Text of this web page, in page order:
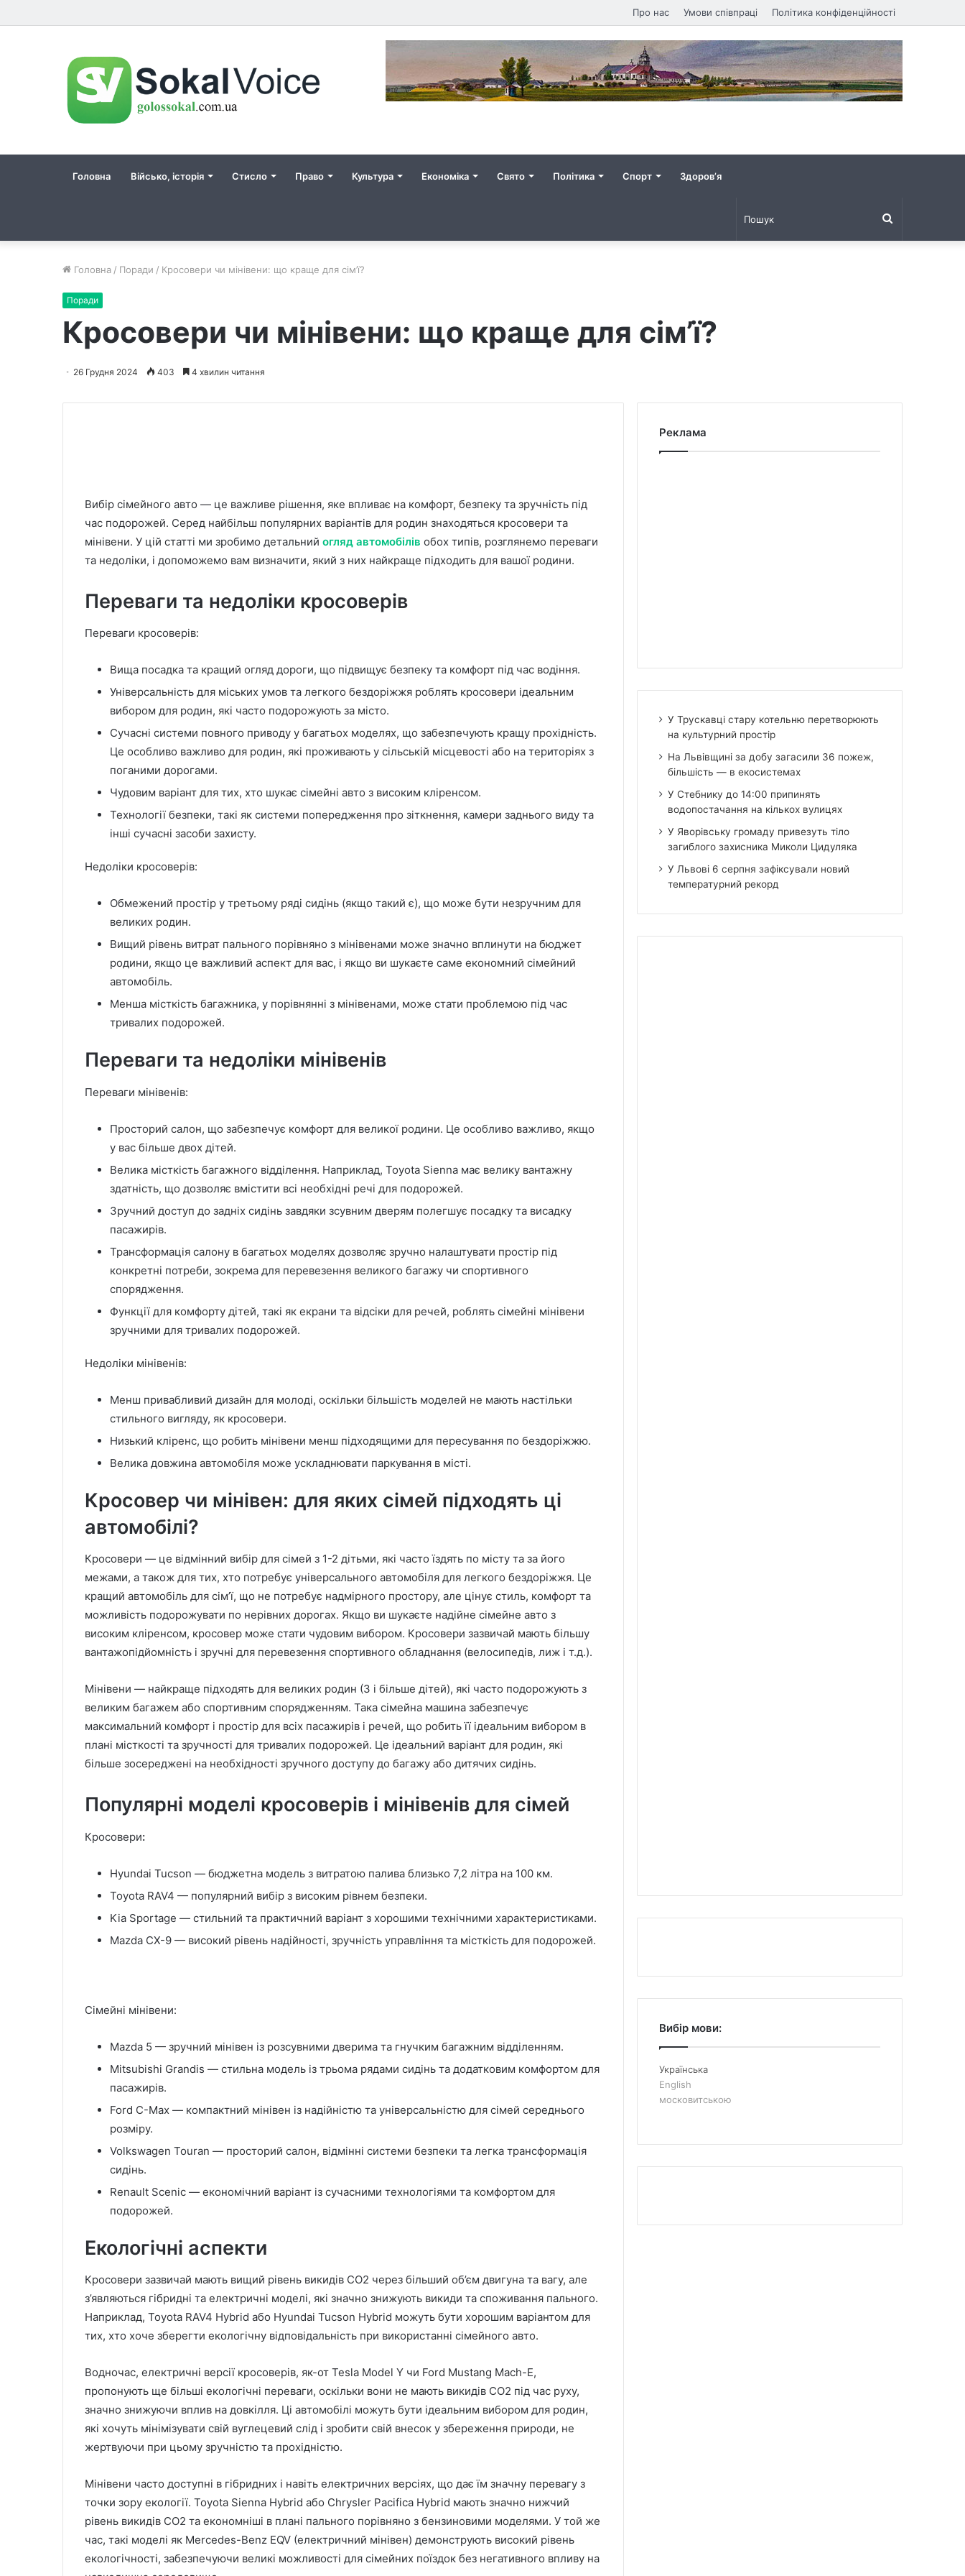
Про нас Умови співпраці Політика конфіденційності
Головна Військо, історія Стисло Право Культура Економіка Свято Політика Спорт Здоров’я
Головна / Поради / Кросовери чи мінівени: що краще для сім’ї?
Поради
Кросовери чи мінівени: що краще для сім’ї?
26 Грудня 2024 403 4 хвилин читання
Вибір сімейного авто — це важливе рішення, яке впливає на комфорт, безпеку та зручність під
час подорожей. Серед найбільш популярних варіантів для родин знаходяться кросовери та
мінівени. У цій статті ми зробимо детальний огляд автомобілів обох типів, розглянемо переваги
та недоліки, і допоможемо вам визначити, який з них найкраще підходить для вашої родини.
Переваги та недоліки кросоверів
Переваги кросоверів:
Вища посадка та кращий огляд дороги, що підвищує безпеку та комфорт під час водіння.
Універсальність для міських умов та легкого бездоріжжя роблять кросовери ідеальним
вибором для родин, які часто подорожують за місто.
Сучасні системи повного приводу у багатьох моделях, що забезпечують кращу прохідність.
Це особливо важливо для родин, які проживають у сільській місцевості або на територіях з
поганими дорогами.
Чудовим варіант для тих, хто шукає сімейні авто з високим кліренсом.
Технології безпеки, такі як системи попередження про зіткнення, камери заднього виду та
інші сучасні засоби захисту.
Недоліки кросоверів:
Обмежений простір у третьому ряді сидінь (якщо такий є), що може бути незручним для
великих родин.
Вищий рівень витрат пального порівняно з мінівенами може значно вплинути на бюджет
родини, якщо це важливий аспект для вас, і якщо ви шукаєте саме економний сімейний
автомобіль.
Менша місткість багажника, у порівнянні з мінівенами, може стати проблемою під час
тривалих подорожей.
Переваги та недоліки мінівенів
Переваги мінівенів:
Просторий салон, що забезпечує комфорт для великої родини. Це особливо важливо, якщо
у вас більше двох дітей.
Велика місткість багажного відділення. Наприклад, Toyota Sienna має велику вантажну
здатність, що дозволяє вмістити всі необхідні речі для подорожей.
Зручний доступ до задніх сидінь завдяки зсувним дверям полегшує посадку та висадку
пасажирів.
Трансформація салону в багатьох моделях дозволяє зручно налаштувати простір під
конкретні потреби, зокрема для перевезення великого багажу чи спортивного
спорядження.
Функції для комфорту дітей, такі як екрани та відсіки для речей, роблять сімейні мінівени
зручними для тривалих подорожей.
Недоліки мінівенів:
Менш привабливий дизайн для молоді, оскільки більшість моделей не мають настільки
стильного вигляду, як кросовери.
Низький кліренс, що робить мінівени менш підходящими для пересування по бездоріжжю.
Велика довжина автомобіля може ускладнювати паркування в місті.
Кросовер чи мінівен: для яких сімей підходять ці
автомобілі?
Кросовери — це відмінний вибір для сімей з 1-2 дітьми, які часто їздять по місту та за його
межами, а також для тих, хто потребує універсального автомобіля для легкого бездоріжжя. Це
кращий автомобіль для сім’ї, що не потребує надмірного простору, але цінує стиль, комфорт та
можливість подорожувати по нерівних дорогах. Якщо ви шукаєте надійне сімейне авто з
високим кліренсом, кросовер може стати чудовим вибором. Кросовери зазвичай мають більшу
вантажопідйомність і зручні для перевезення спортивного обладнання (велосипедів, лиж і т.д.).
Мінівени — найкраще підходять для великих родин (3 і більше дітей), які часто подорожують з
великим багажем або спортивним спорядженням. Така сімейна машина забезпечує
максимальний комфорт і простір для всіх пасажирів і речей, що робить її ідеальним вибором в
плані місткості та зручності для тривалих подорожей. Це ідеальний варіант для родин, які
більше зосереджені на необхідності зручного доступу до багажу або дитячих сидінь.
Популярні моделі кросоверів і мінівенів для сімей
Кросовери:
Hyundai Tucson — бюджетна модель з витратою палива близько 7,2 літра на 100 км.
Toyota RAV4 — популярний вибір з високим рівнем безпеки.
Kia Sportage — стильний та практичний варіант з хорошими технічними характеристиками.
Mazda CX-9 — високий рівень надійності, зручність управління та місткість для подорожей.
Сімейні мінівени:
Mazda 5 — зручний мінівен із розсувними дверима та гнучким багажним відділенням.
Mitsubishi Grandis — стильна модель із трьома рядами сидінь та додатковим комфортом для
пасажирів.
Ford C-Max — компактний мінівен із надійністю та універсальністю для сімей середнього
розміру.
Volkswagen Touran — просторий салон, відмінні системи безпеки та легка трансформація
сидінь.
Renault Scenic — економічний варіант із сучасними технологіями та комфортом для
подорожей.
Екологічні аспекти
Кросовери зазвичай мають вищий рівень викидів CO2 через більший об’єм двигуна та вагу, але
з’являються гібридні та електричні моделі, які значно знижують викиди та споживання пального.
Наприклад, Toyota RAV4 Hybrid або Hyundai Tucson Hybrid можуть бути хорошим варіантом для
тих, хто хоче зберегти екологічну відповідальність при використанні сімейного авто.
Водночас, електричні версії кросоверів, як-от Tesla Model Y чи Ford Mustang Mach-E,
пропонують ще більші екологічні переваги, оскільки вони не мають викидів CO2 під час руху,
значно знижуючи вплив на довкілля. Ці автомобілі можуть бути ідеальним вибором для родин,
які хочуть мінімізувати свій вуглецевий слід і зробити свій внесок у збереження природи, не
жертвуючи при цьому зручністю та прохідністю.
Мінівени часто доступні в гібридних і навіть електричних версіях, що дає їм значну перевагу з
точки зору екології. Toyota Sienna Hybrid або Chrysler Pacifica Hybrid мають значно нижчий
рівень викидів CO2 та економніші в плані пального порівняно з бензиновими моделями. У той же
час, такі моделі як Mercedes-Benz EQV (електричний мінівен) демонструють високий рівень
екологічності, забезпечуючи великі можливості для сімейних поїздок без негативного впливу на
Реклама
У Трускавці стару котельню перетворюють
на культурний простір
На Львівщині за добу загасили 36 пожеж,
більшість — в екосистемах
У Стебнику до 14:00 припинять
водопостачання на кількох вулицях
У Яворівську громаду привезуть тіло
загиблого захисника Миколи Цидуляка
У Львові 6 серпня зафіксували новий
температурний рекорд
Вибір мови:
Українська
English
московитською